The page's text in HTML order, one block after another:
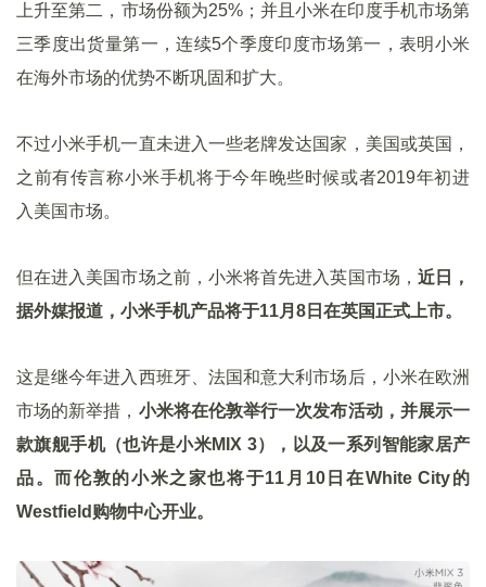
上升至第二，市场份额为25%；并且小米在印度手机市场第
三季度出货量第一，连续5个季度印度市场第一，表明小米
在海外市场的优势不断巩固和扩大。
不过小米手机一直未进入一些老牌发达国家，美国或英国，
之前有传言称小米手机将于今年晚些时候或者2019年初进
入美国市场。
但在进入美国市场之前，小米将首先进入英国市场， 近日，
据外媒报道，小米手机产品将于11月8日在英国正式上市。
这是继今年进入西班牙、法国和意大利市场后，小米在欧洲
市场的新举措， 小米将在伦敦举行一次发布活动，并展示一
款旗舰手机（也许是小米MIX 3），以及一系列智能家居产
品。而伦敦的小米之家也将于11月10日在White City的
Westfield购物中心开业。